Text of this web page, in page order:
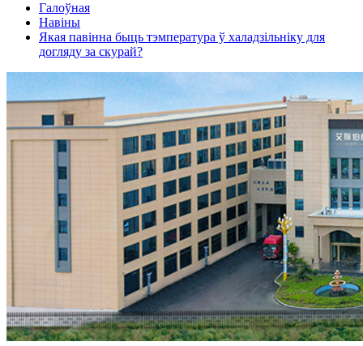
Галоўная
Навіны
Якая павінна быць тэмпература ў халадзільніку для
догляду за скурай?